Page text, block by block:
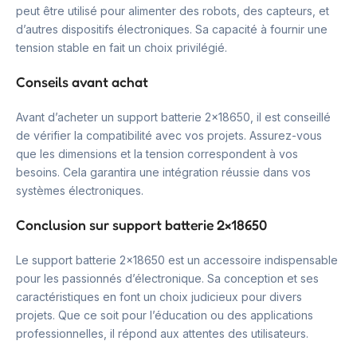
peut être utilisé pour alimenter des robots, des capteurs, et
d’autres dispositifs électroniques. Sa capacité à fournir une
tension stable en fait un choix privilégié.
Conseils avant achat
Avant d’acheter un support batterie 2×18650, il est conseillé
de vérifier la compatibilité avec vos projets. Assurez-vous
que les dimensions et la tension correspondent à vos
besoins. Cela garantira une intégration réussie dans vos
systèmes électroniques.
Conclusion sur support batterie 2×18650
Le support batterie 2×18650 est un accessoire indispensable
pour les passionnés d’électronique. Sa conception et ses
caractéristiques en font un choix judicieux pour divers
projets. Que ce soit pour l’éducation ou des applications
professionnelles, il répond aux attentes des utilisateurs.